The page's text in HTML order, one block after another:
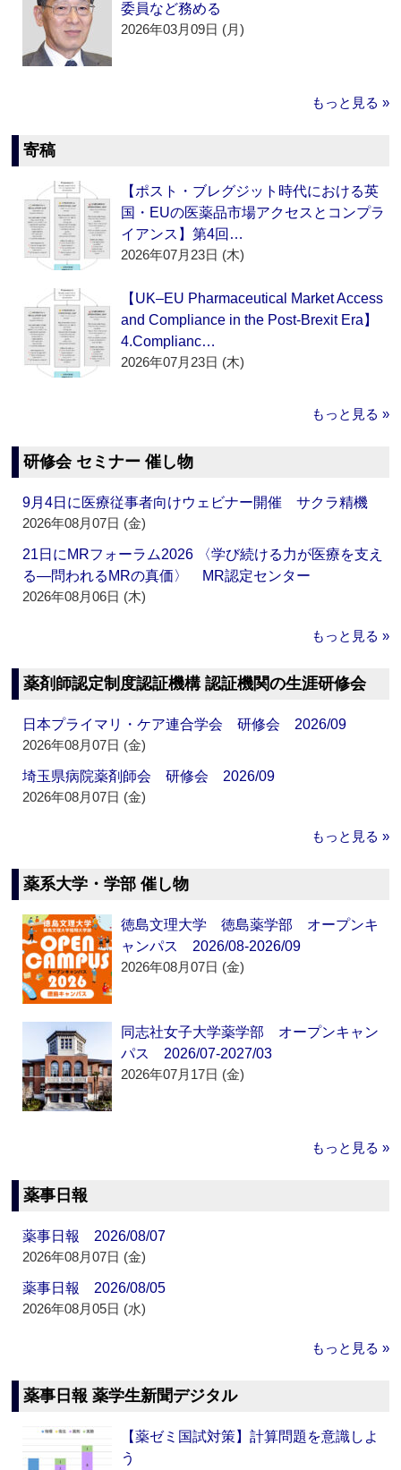
委員など務める
2026年03月09日 (月)
もっと見る »
寄稿
【ポスト・ブレグジット時代における英
国・EUの医薬品市場アクセスとコンプラ
イアンス】第4回…
2026年07月23日 (木)
【UK–EU Pharmaceutical Market Access
and Compliance in the Post-Brexit Era】
4.Complianc…
2026年07月23日 (木)
もっと見る »
研修会 セミナー 催し物
9月4日に医療従事者向けウェビナー開催 サクラ精機
2026年08月07日 (金)
21日にMRフォーラム2026 〈学び続ける力が医療を支え
る―問われるMRの真価〉 MR認定センター
2026年08月06日 (木)
もっと見る »
薬剤師認定制度認証機構 認証機関の生涯研修会
日本プライマリ・ケア連合学会 研修会 2026/09
2026年08月07日 (金)
埼玉県病院薬剤師会 研修会 2026/09
2026年08月07日 (金)
もっと見る »
薬系大学・学部 催し物
徳島文理大学 徳島薬学部 オープンキ
ャンパス 2026/08-2026/09
2026年08月07日 (金)
同志社女子大学薬学部 オープンキャン
パス 2026/07-2027/03
2026年07月17日 (金)
もっと見る »
薬事日報
薬事日報 2026/08/07
2026年08月07日 (金)
薬事日報 2026/08/05
2026年08月05日 (水)
もっと見る »
薬事日報 薬学生新聞デジタル
【薬ゼミ国試対策】計算問題を意識しよ
う